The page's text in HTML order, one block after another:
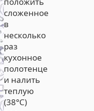
сложенное
в
несколько
раз
кухонное
полотенце
и налить
теплую
(38°С)